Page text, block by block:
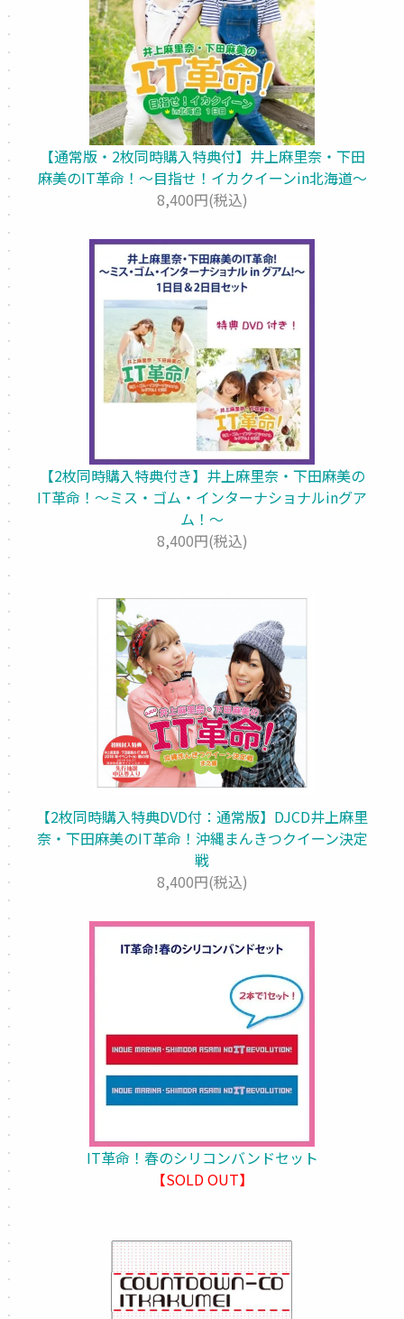
【通常版・2枚同時購入特典付】井上麻里奈・下田
麻美のIT革命！～目指せ！イカクイーンin北海道～
8,400円(税込)
【2枚同時購入特典付き】井上麻里奈・下田麻美の
IT革命！～ミス・ゴム・インターナショナルinグア
ム！～
8,400円(税込)
【2枚同時購入特典DVD付：通常版】DJCD井上麻里
奈・下田麻美のIT革命！沖縄まんきつクイーン決定
戦
8,400円(税込)
IT革命！春のシリコンバンドセット
【SOLD OUT】